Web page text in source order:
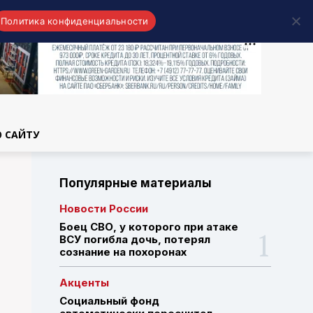
САЙТУ
Популярные материалы
Новости России
Боец СВО, у которого при атаке
ВСУ погибла дочь, потерял
сознание на похоронах
Акценты
Социальный фонд
Политика конфиденциальности